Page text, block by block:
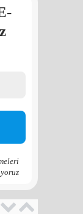
güç
eliyle
Yüceak